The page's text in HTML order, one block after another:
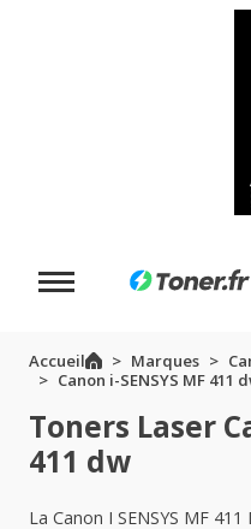
Accueil Marques
Canon i-SENSYS MF 411
Toners Laser
411 dw
La Canon I SENSYS MF